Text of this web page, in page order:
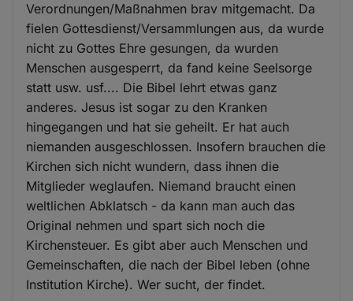
Verordnungen/Maßnahmen brav mitgemacht. Da
fielen Gottesdienst/Versammlungen aus, da wurde
nicht zu Gottes Ehre gesungen, da wurden
Menschen ausgesperrt, da fand keine Seelsorge
statt usw. usf.... Die Bibel lehrt etwas ganz
anderes. Jesus ist sogar zu den Kranken
hingegangen und hat sie geheilt. Er hat auch
niemanden ausgeschlossen. Insofern brauchen die
Kirchen sich nicht wundern, dass ihnen die
Mitglieder weglaufen. Niemand braucht einen
weltlichen Abklatsch - da kann man auch das
Original nehmen und spart sich noch die
Kirchensteuer. Es gibt aber auch Menschen und
Gemeinschaften, die nach der Bibel leben (ohne
Institution Kirche). Wer sucht, der findet.